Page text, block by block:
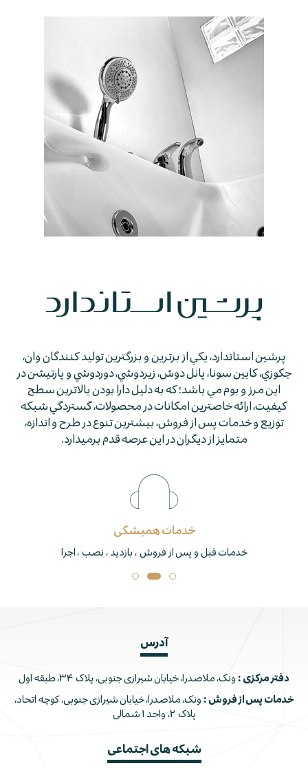
پرشين استاندارد، يكي از برترين و بزرگترين توليد كنندگان وان،
جكوزي، كابين سونا، پانل دوش، زيردوشي، دوردوشي و پارتيشن در
اين مرز و بوم مي باشد؛ كه به دليل دارا بودن بالاترين سطح
كيفيت، ارائه خاصترين امكانات در محصولات، گستردگي شبكه
توزيع و خدمات پس از فروش، بيشترين تنوع در طرح و اندازه،
متمايز از ديگران در اين عرصه قدم برمي­دارد.
خدمات همیشگی
خدمات قبل و پس از فروش ، بازدید ، نصب ، اجرا
آدرس
دفتر مرکزی : ونک، ملاصدرا، خیابان شیرازی جنوبی، پلاک ۳۴، طبقه اول
خدمات پس از فروش : ونک، ملاصدرا، خیابان شیرازی جنوبی، کوچه اتحاد،
پلاک ۲، واحد ۱ شمالی
شبکه های اجتماعی